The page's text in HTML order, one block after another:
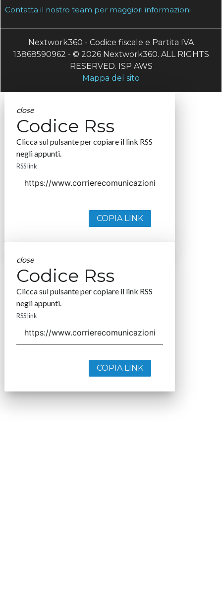
Contatta il nostro team per maggiori informazioni
Nextwork360 - Codice fiscale e Partita IVA
13868590962 - © 2026 Nextwork360. ALL RIGHTS
RESERVED. ISP AWS
Mappa del sito
close
Codice Rss
Clicca sul pulsante per copiare il link RSS
negli appunti.
RSS link
COPIA LINK
close
Codice Rss
Clicca sul pulsante per copiare il link RSS
negli appunti.
RSS link
COPIA LINK